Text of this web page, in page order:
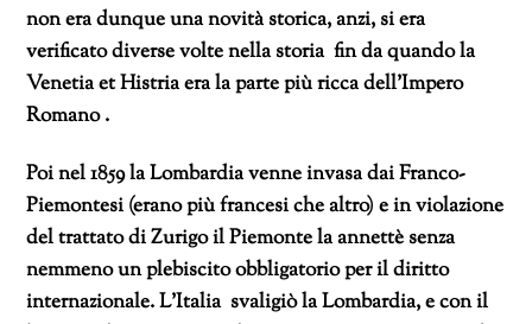
non era dunque una novità storica, anzi, si era
verificato diverse volte nella storia fin da quando la
Venetia et Histria era la parte più ricca dell’Impero
Romano .
Poi nel 1859 la Lombardia venne invasa dai Franco-
Piemontesi (erano più francesi che altro) e in violazione
del trattato di Zurigo il Piemonte la annettè senza
nemmeno un plebiscito obbligatorio per il diritto
internazionale. L’Italia svaligiò la Lombardia, e con il